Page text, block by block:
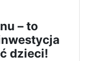
– to
dzieci!